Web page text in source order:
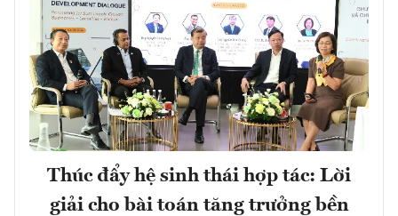
Thúc đẩy hệ sinh thái hợp tác: Lời
giải cho bài toán tăng trưởng bền